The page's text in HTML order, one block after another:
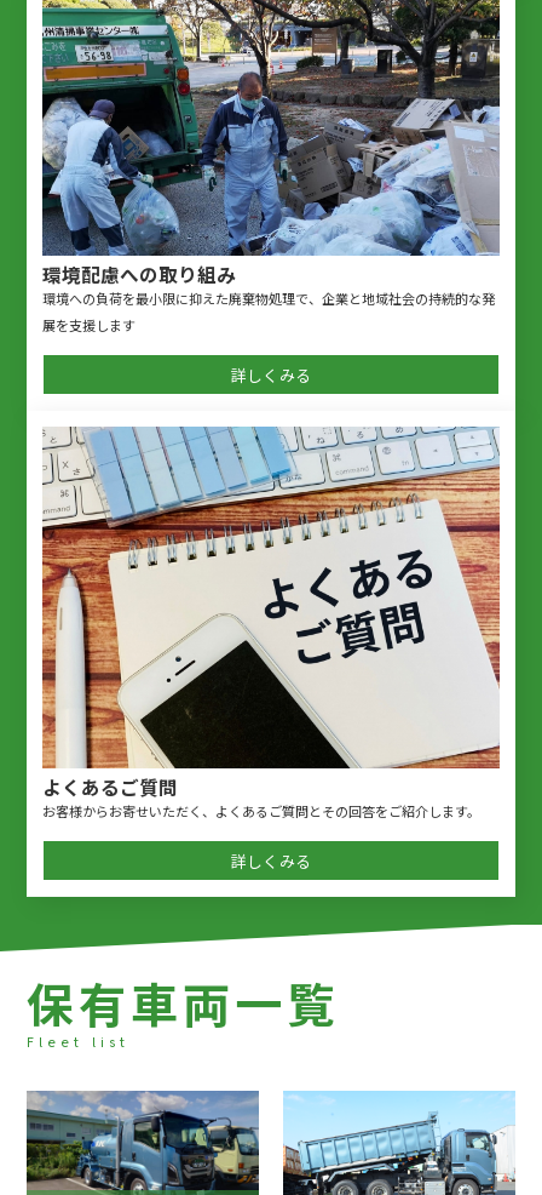
環境配慮への取り組み
環境への負荷を最小限に抑えた廃棄物処理で、企業と地域社会の持続的な発
展を支援します
詳しくみる
よくあるご質問
お客様からお寄せいただく、よくあるご質問とその回答をご紹介します。
詳しくみる
保有車両一覧
Fleet list